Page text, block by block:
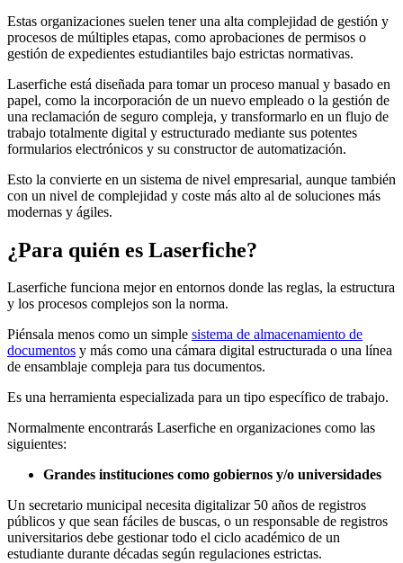
Estas organizaciones suelen tener una alta complejidad de gestión y
procesos de múltiples etapas, como aprobaciones de permisos o
gestión de expedientes estudiantiles bajo estrictas normativas.
Laserfiche está diseñada para tomar un proceso manual y basado en
papel, como la incorporación de un nuevo empleado o la gestión de
una reclamación de seguro compleja, y transformarlo en un flujo de
trabajo totalmente digital y estructurado mediante sus potentes
formularios electrónicos y su constructor de automatización.
Esto la convierte en un sistema de nivel empresarial, aunque también
con un nivel de complejidad y coste más alto al de soluciones más
modernas y ágiles.
¿Para quién es Laserfiche?
Laserfiche funciona mejor en entornos donde las reglas, la estructura
y los procesos complejos son la norma.
Piénsala menos como un simple sistema de almacenamiento de
documentos y más como una cámara digital estructurada o una línea
de ensamblaje compleja para tus documentos.
Es una herramienta especializada para un tipo específico de trabajo.
Normalmente encontrarás Laserfiche en organizaciones como las
siguientes:
Grandes instituciones como gobiernos y/o universidades
Un secretario municipal necesita digitalizar 50 años de registros
públicos y que sean fáciles de buscas, o un responsable de registros
universitarios debe gestionar todo el ciclo académico de un
estudiante durante décadas según regulaciones estrictas.